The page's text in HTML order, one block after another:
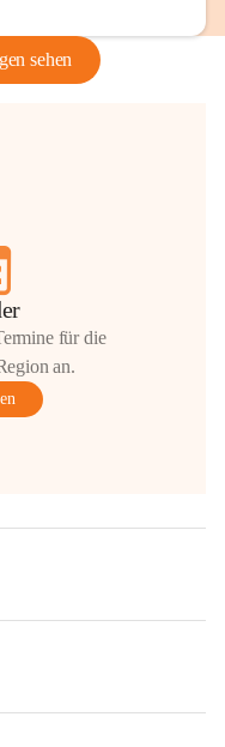
sehen
für die
an.